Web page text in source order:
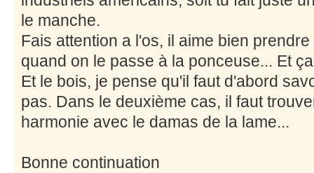
le manche.
Fais attention a l'os, il aime bien
quand on le passe à la ponceuse... Et
Et le bois, je pense qu'il faut d'abord
pas. Dans le deuxième cas, il faut
harmonie avec le damas de la lame...
Bonne continuation